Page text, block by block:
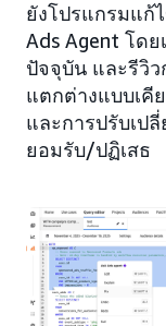
ยังโปรแกรมแก้
Ads Agent โด
ปัจจุบัน และรีวิ
แตกต่างแบบเคี
และการปรับเป
ยอมรับ/ปฏิเสธ